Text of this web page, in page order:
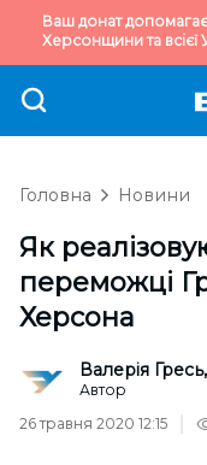
Ваш донат
Херсонщини та всієї
Головна Новини
Як
переможці
Херсона
Валерія
Автор
26 травня 2020 12:15